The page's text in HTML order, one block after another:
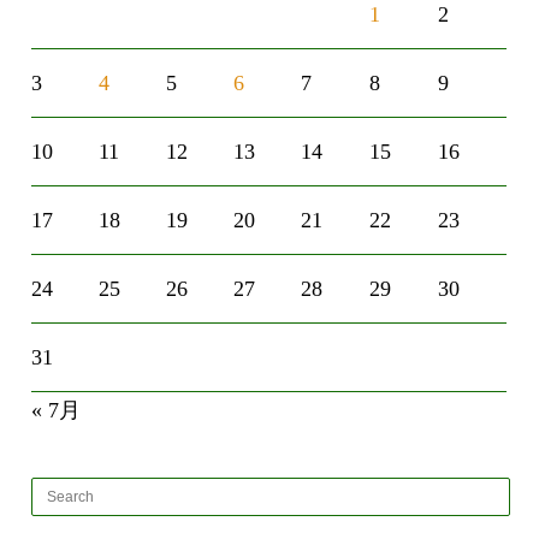
1 2
3 4 5 6 7 8 9
10 11 12 13 14 15 16
17 18 19 20 21 22 23
24 25 26 27 28 29 30
31
« 7月